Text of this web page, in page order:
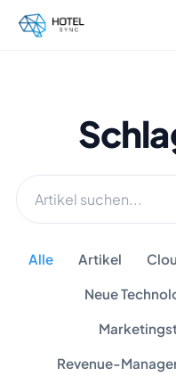
Alle Artikel
Neue
Revenue-